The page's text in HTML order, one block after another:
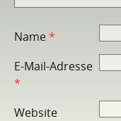
Name*
E-Mail-Adresse
*
Website